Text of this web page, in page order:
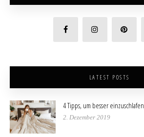
LATEST POSTS
4 Tipps, um besser einzuschlafen
2. Dezember 2019